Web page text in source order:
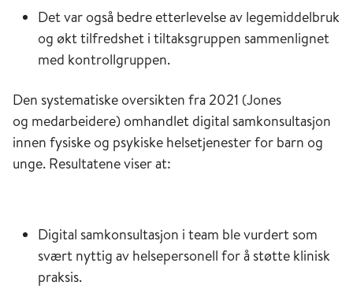
Det var også bedre etterlevelse av legemiddelbruk
og økt tilfredshet i tiltaksgruppen sammenlignet
med kontrollgruppen. ​
Den systematiske oversikten fra 2021 (Jones
og medarbeidere) omhandlet digital samkonsultasjon
innen fysiske og psykiske helsetjenester for barn og
unge.​ Resultatene viser at:
Digital samkonsultasjon i team ble vurdert som
svært nyttig av helsepersonell for å støtte klinisk
praksis.​